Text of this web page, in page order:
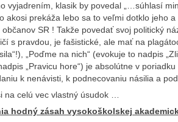
vyjadrením, klasik by povedal „…súhlasí
akosi prekáža lebo sa to veľmi dotklo jeho a
občanov SR ! Takže povedať svoj politický
s pravdou, je fašistické, ale mať na
„Poďme na nich“ (evokuje to nadpis
„Pravicu hore“) je absolútne v
k nenávisti, k podnecovaniu násilia a
na celú vec vlastný úsudok …
hodný zásah vysokoškolskej